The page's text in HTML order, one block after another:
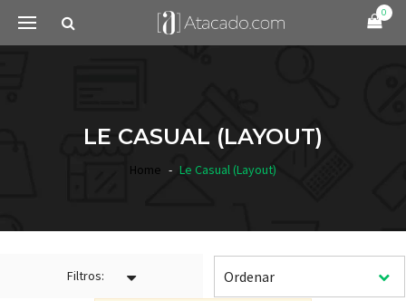
0
LE CASUAL (LAYOUT)
Home Le Casual (Layout)
Filtros: